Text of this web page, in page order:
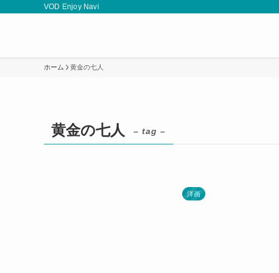
VOD Enjoy Navi
ホーム 黄金の七人
黄金の七人 – tag –
洋画